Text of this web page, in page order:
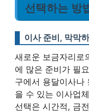
선택하는 방
이사 준비, 막막
새로운 보금자리로
에 많은 준비가 필
구에서 용달이사나
을 수 있는 이사업
선택은 시간적, 금